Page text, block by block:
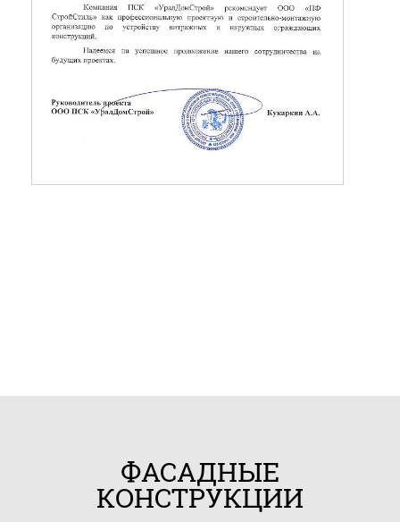
ФАСАДНЫЕ
КОНСТРУКЦИИ